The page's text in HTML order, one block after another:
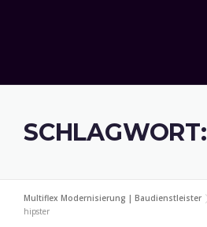
SCHLAGWORT:
Multiflex Modernisierung | Baudienstleister
hipster